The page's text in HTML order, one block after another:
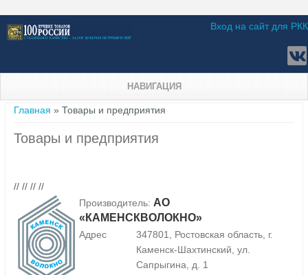
Вход на сайт для РКК
НАВИГАЦИЯ
Вы здесь
Главная » Товары и предприятия
Товары и предприятия
// // // //
Производитель: АО
«КАМЕНСКВОЛОКНО»
Адрес
347801, Ростовская область, г.
Каменск-Шахтинский, ул.
Сапрыгина, д. 1